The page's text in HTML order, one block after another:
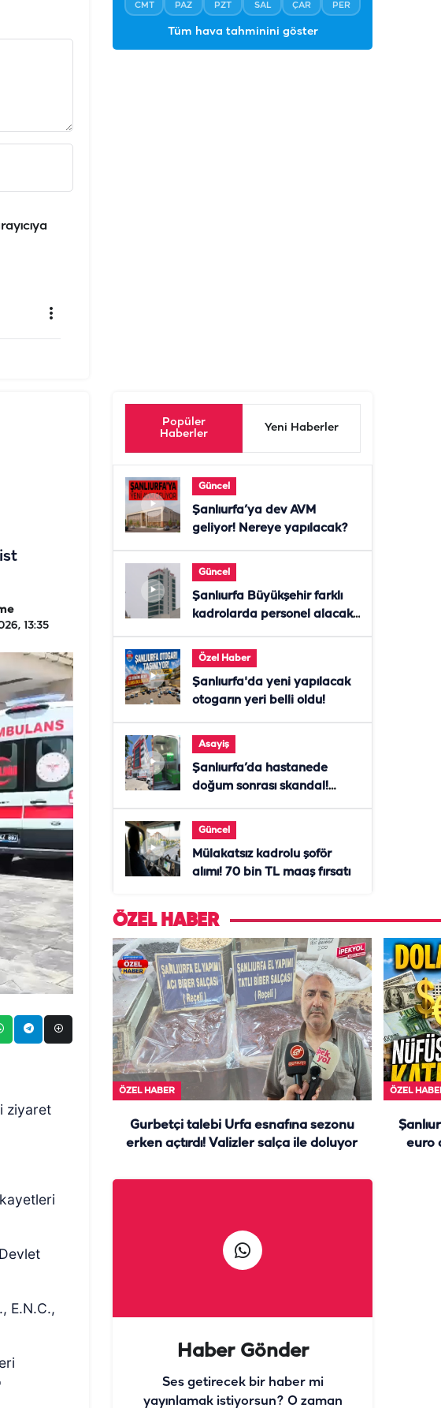
CMT PAZ PZT SAL ÇAR PER
Tüm hava tahminini göster
13:35
ziyaret
E.N.C.,
Popüler
Haberler
Yeni Haberler
Güncel
Şanlıurfa’ya dev AVM
geliyor! Nereye yapılacak?
Güncel
Şanlıurfa Büyükşehir farklı
kadrolarda personel alacak!
Özel Haber
Şanlıurfa'da yeni yapılacak
otogarın yeri belli oldu!
Asayiş
Şanlıurfa’da hastanede
doğum sonrası skandal!
Güncel
Mülakatsız kadrolu şoför
alımı! 70 bin TL maaş fırsatı
ÖZEL HABER
ÖZEL HABER
Gurbetçi talebi Urfa esnafına sezonu
erken açtırdı! Valizler salça ile doluyor
ÖZEL
euro
Haber Gönder
Ses getirecek bir haber mi
yayınlamak istiyorsun? O zaman